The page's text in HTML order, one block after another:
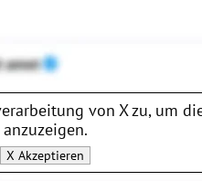
von Xzu, um
anzuzeigen.
X Akzeptieren